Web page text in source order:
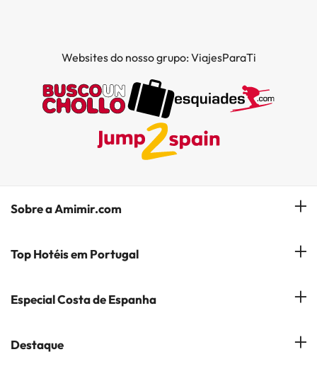
Websites do nosso grupo: ViajesParaTi
Sobre a Amimir.com
Quem somos?
Subscreva a nossa Newsletter
Top Hotéis em Portugal
Hóteis em Lisboa
Hotéis em Coimbra
Especial Costa de Espanha
Costa del Sol
Destaque